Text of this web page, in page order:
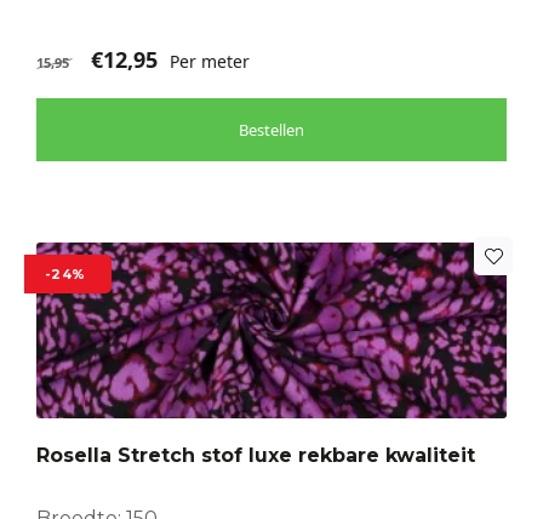
15,95 €12,95 Per meter
Bestellen
-24%
Rosella Stretch stof luxe rekbare kwaliteit